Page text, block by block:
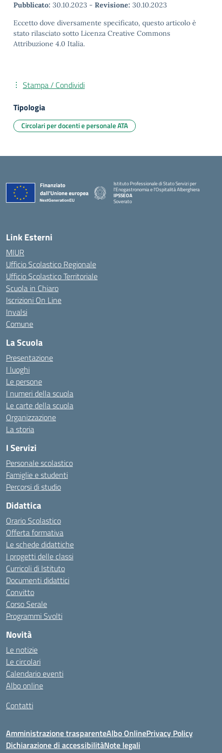
Pubblicato: 30.10.2023 - Revisione: 30.10.2023
Eccetto dove diversamente specificato, questo articolo è
stato rilasciato sotto Licenza Creative Commons
Attribuzione 4.0 Italia.
Stampa / Condividi
Tipologia
Circolari per docenti e personale ATA
Istituto Professionale di Stato Servizi per
l'Enogastronomia e l'Ospitalità Alberghiera
IPSSEOA
Soverato
Link Esterni
MIUR
Ufficio Scolastico Regionale
Ufficio Scolastico Territoriale
Scuola in Chiaro
Iscrizioni On Line
Invalsi
Comune
La Scuola
Presentazione
I luoghi
Le persone
I numeri della scuola
Le carte della scuola
Organizzazione
La storia
I Servizi
Personale scolastico
Famiglie e studenti
Percorsi di studio
Didattica
Orario Scolastico
Offerta formativa
Le schede didattiche
I progetti delle classi
Curricoli di Istituto
Documenti didattici
Convitto
Corso Serale
Programmi Svolti
Novità
Le notizie
Le circolari
Calendario eventi
Albo online
Contatti
Amministrazione trasparenteAlbo OnlinePrivacy Policy
Dichiarazione di accessibilitàNote legali